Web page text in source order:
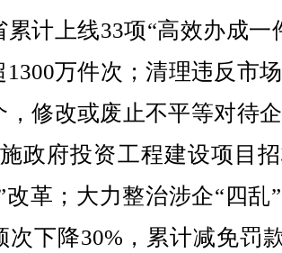
累计上线33项“高效办成一
1300万件次；清理违反市
，修改或废止不平等对待
政府投资工程建设项目
改革；大力整治涉企“四乱
次下降30%，累计减免罚